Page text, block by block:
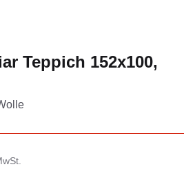
Teppich 152x100,